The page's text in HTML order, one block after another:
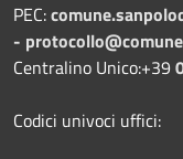
PEC:
-
Centralino Unico:+39
Codici univoci uffici: